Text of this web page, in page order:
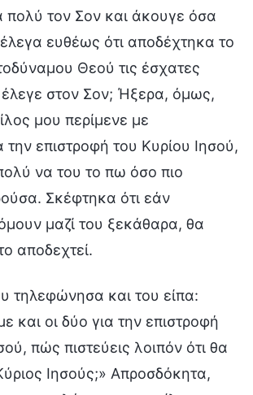
τον Σον και άκουγε όσα
ευθέως ότι αποδέχτηκα το
Θεού τις έσχατες
στον Σον; Ήξερα, όμως,
μου περίμενε με
επιστροφή του Κυρίου Ιησού,
να του το πω όσο πιο
Σκέφτηκα ότι εάν
μαζί του ξεκάθαρα, θα
αποδεχτεί.
τηλεφώνησα και του είπα:
και οι δύο για την επιστροφή
πώς πιστεύεις λοιπόν ότι θα
Ιησούς;» Απροσδόκητα,